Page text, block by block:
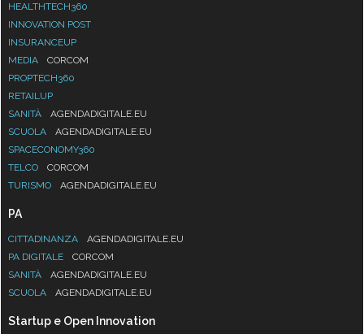
HEALTHTECH360
INNOVATION POST
INSURANCEUP
MEDIA
CORCOM
PROPTECH360
RETAILUP
SANITÀ
AGENDADIGITALE.EU
SCUOLA
AGENDADIGITALE.EU
SPACECONOMY360
TELCO
CORCOM
TURISMO
AGENDADIGITALE.EU
PA
CITTADINANZA
AGENDADIGITALE.EU
PA DIGITALE
CORCOM
SANITÀ
AGENDADIGITALE.EU
SCUOLA
AGENDADIGITALE.EU
Startup e Open Innovation